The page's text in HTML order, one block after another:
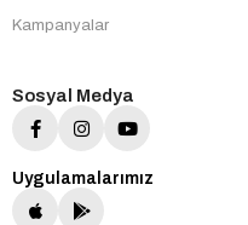
Kampanyalar
Sosyal Medya
Uygulamalarımız